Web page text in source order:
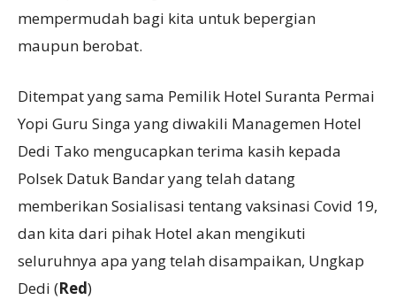
mempermudah bagi kita untuk bepergian
maupun berobat.
Ditempat yang sama Pemilik Hotel Suranta Permai
Yopi Guru Singa yang diwakili Managemen Hotel
Dedi Tako mengucapkan terima kasih kepada
Polsek Datuk Bandar yang telah datang
memberikan Sosialisasi tentang vaksinasi Covid 19,
dan kita dari pihak Hotel akan mengikuti
seluruhnya apa yang telah disampaikan, Ungkap
Dedi (Red)